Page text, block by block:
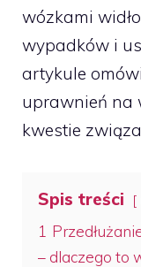
wózkami
wypadków i
artykule
uprawnień na
kwestie
Spis treści
1
– dlaczego to